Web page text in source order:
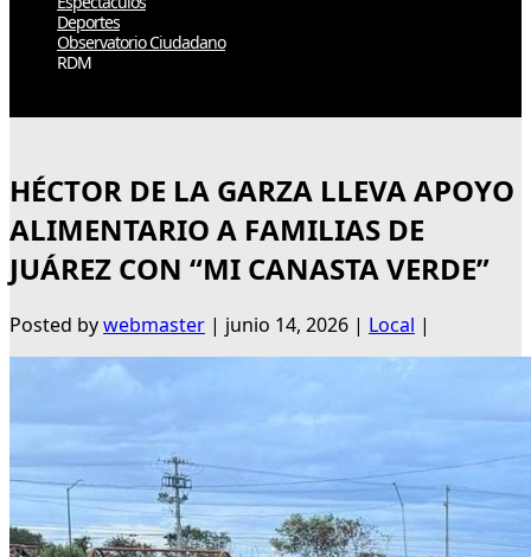
Deportes
Observatorio Ciudadano
RDM
HÉCTOR DE LA GARZA LLEVA APOYO
ALIMENTARIO A FAMILIAS DE
JUÁREZ CON “MI CANASTA VERDE”
Posted bywebmaster | junio 14, 2026 | Local |